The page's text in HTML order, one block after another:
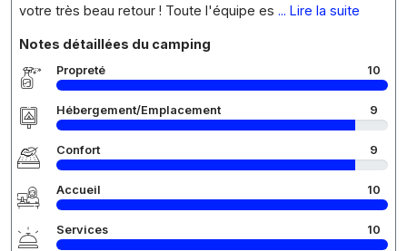
votre très beau retour ! Toute l'équipe es ... Lire la suite
Notes détaillées du camping
Propreté 10
Hébergement/Emplacement 9
Confort 9
Accueil 10
Services 10